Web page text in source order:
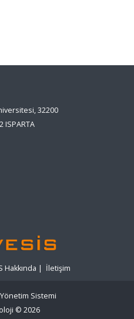
32200
ISPARTA
Hakkında | İletişim
Sistemi
© 2026